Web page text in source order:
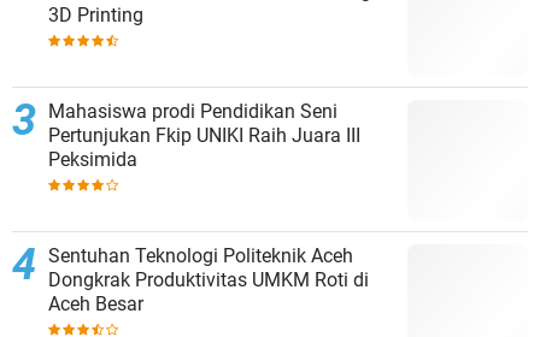
3D Printing
Mahasiswa prodi Pendidikan Seni
Pertunjukan Fkip UNIKI Raih Juara III
Peksimida
Sentuhan Teknologi Politeknik Aceh
Dongkrak Produktivitas UMKM Roti di
Aceh Besar